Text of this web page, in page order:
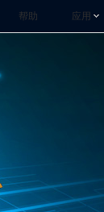
帮助 应用